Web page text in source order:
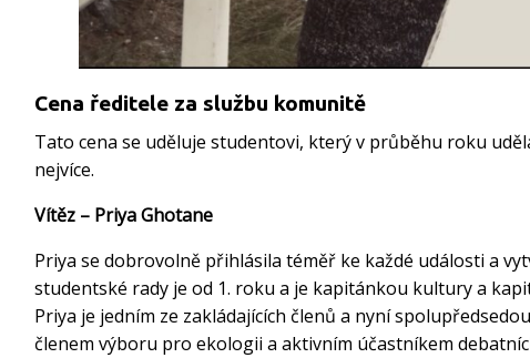
Cena ředitele za službu komunitě
Tato cena se uděluje studentovi, který v průběhu roku
nejvíce.
Vítěz – Priya Ghotane
Priya se dobrovolně přihlásila téměř ke každé události a
studentské rady je od 1. roku a je kapitánkou kultury a
Priya je jedním ze zakládajících členů a nyní
členem výboru pro ekologii a aktivním účastníkem